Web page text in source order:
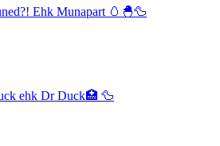
Ehk Munapart 🥚🐣🦆
ehk Dr Duck🏥 🦆